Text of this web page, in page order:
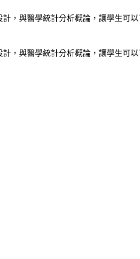
，與醫學統計分析概論，讓學生可
，與醫學統計分析概論，讓學生可